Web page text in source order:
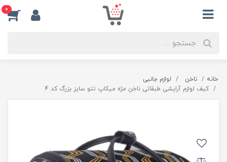
0
خانه ناخن
لوازم جانبی
کیف لوازم آرایشی طبقاتی ناخن مژه میکاپ تتو سایز بزرگ کد 4